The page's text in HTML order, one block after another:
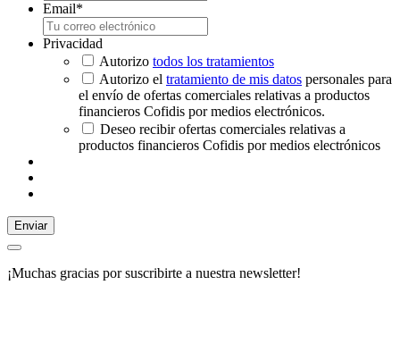
Email*
Privacidad
Autorizo todos los tratamientos
Autorizo el tratamiento de mis datos personales para
el envío de ofertas comerciales relativas a productos
financieros Cofidis por medios electrónicos.
Deseo recibir ofertas comerciales relativas a
productos financieros Cofidis por medios electrónicos
Enviar
¡Muchas gracias por suscribirte a nuestra newsletter!